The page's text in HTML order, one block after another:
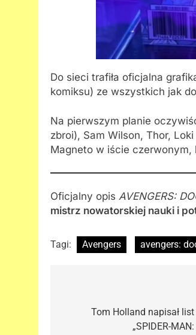
Do sieci trafiła oficjalna
komiksu) ze wszystkich jak
Na pierwszym planie
zbroi), Sam Wilson, Thor,
Magneto w iście czerwonym,
Oficjalny opis AVENGERS:
mistrz nowatorskiej nauki i
Tagi: Avengers avengers:
wpisuTom Holland napisał
„SPIDER-